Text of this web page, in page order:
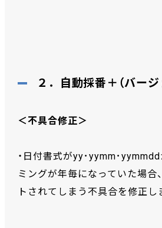
２．自動採番＋（バージ
＜不具合修正＞
・日付書式がyy･yymm･
ミングが年毎になっていた場合
トされてしまう不具合を修正し